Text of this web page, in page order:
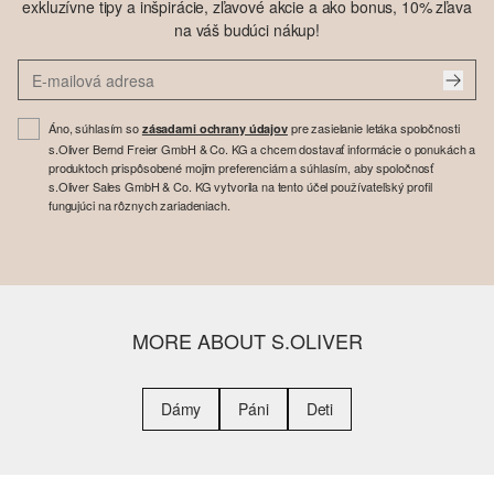
exkluzívne tipy a inšpirácie, zľavové akcie a ako bonus, 10% zľava
na váš budúci nákup!
Áno, súhlasím so zásadami ochrany údajovpre zasielanie letáka spoločnosti
s.Oliver Bernd Freier GmbH & Co. KG a chcem dostavať informácie o ponukách a
produktoch prispôsobené mojim preferenciám a súhlasím, aby spoločnosť
s.Oliver Sales GmbH & Co. KG vytvorila na tento účel používateľský profil
fungujúci na rôznych zariadeniach.
MORE ABOUT S.OLIVER
Dámy Páni Deti